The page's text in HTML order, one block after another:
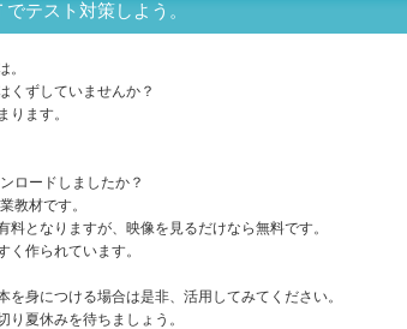
テスト対策しよう。
。
くずしていませんか？
ります。
ロードしましたか？
教材です。
料となりますが、映像を見るだけなら無料です。
く作られています。
を身につける場合は是非、活用してみてください。
り夏休みを待ちましょう。